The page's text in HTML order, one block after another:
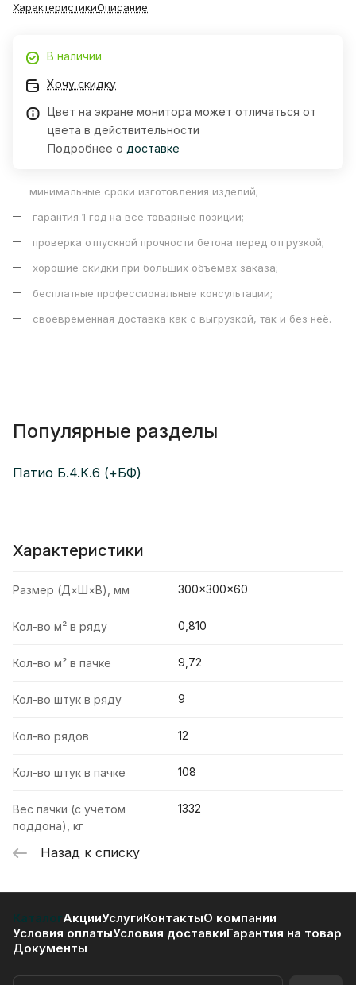
ХарактеристикиОписание
В наличии
Хочу скидку
Цвет на экране монитора может отличаться от
цвета в действительности
Подробнее о доставке
минимальные сроки изготовления изделий;
гарантия 1 год на все товарные позиции;
проверка отпускной прочности бетона перед отгрузкой;
хорошие скидки при больших объёмах заказа;
бесплатные профессиональные консультации;
своевременная доставка как с выгрузкой, так и без неё.
Популярные разделы
Патио Б.4.К.6 (+БФ)
Характеристики
Размер (Д×Ш×В), мм 300×300×60
Кол-во м² в ряду 0,810
Кол-во м² в пачке 9,72
Кол-во штук в ряду 9
Кол-во рядов 12
Кол-во штук в пачке 108
Вес пачки (с учетом
поддона), кг
1332
Назад к списку
КаталогАкцииУслугиКонтактыО компании
Условия оплатыУсловия доставкиГарантия на товар
Документы